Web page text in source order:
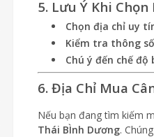
5. Lưu Ý Khi Chọn
Chọn địa chỉ uy
Kiểm tra thông
Chú ý đến chế độ
6. Địa Chỉ Mua
Nếu bạn đang tìm kiếm
Thái BÌnh Dương.